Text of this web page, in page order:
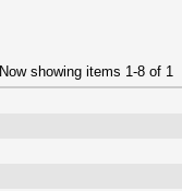
Now showing items 1-8 of 1